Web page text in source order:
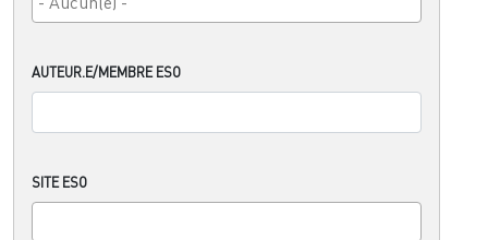
AUTEUR.E/MEMBRE ESO
SITE ESO